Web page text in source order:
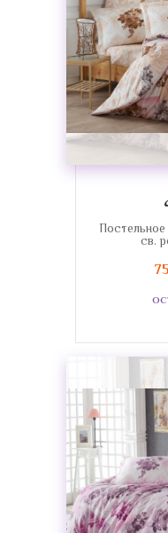
Постельное
св.